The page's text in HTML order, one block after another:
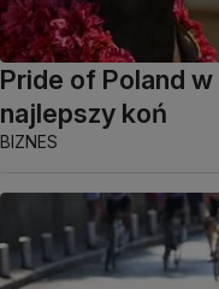
Pride of Poland
najlepszy koń
BIZNES